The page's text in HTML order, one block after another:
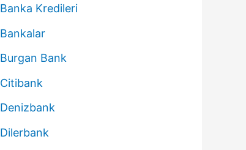
Banka Kredileri
Bankalar
Burgan Bank
Citibank
Denizbank
Dilerbank